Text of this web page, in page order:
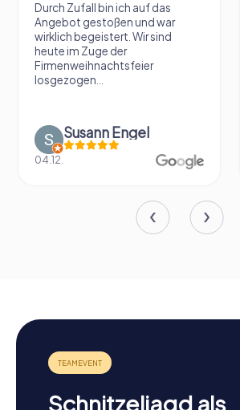
Durch Zufall bin ich auf das
Angebot gestoßen und war
wirklich begeistert. Wir sind
heute im Zuge der
Firmenweihnachtsfeier
losgezogen...
Susann Engel
04.12.
Schnitzeljagd als